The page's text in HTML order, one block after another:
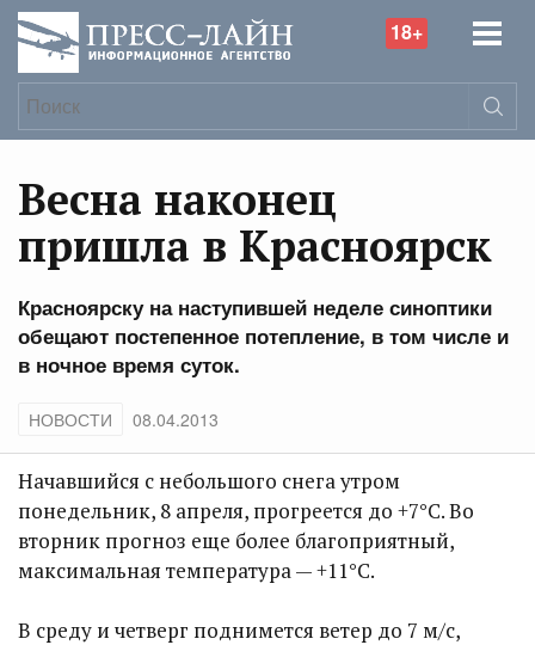
18+
Весна наконец
пришла в Красноярск
Красноярску на наступившей неделе синоптики
обещают постепенное потепление, в том числе и
в ночное время суток.
НОВОСТИ 08.04.2013
Начавшийся с небольшого снега утром
понедельник, 8 апреля, прогреется до +7°C. Во
вторник прогноз еще более благоприятный,
максимальная температура — +11°C.
В среду и четверг поднимется ветер до 7 м/с,